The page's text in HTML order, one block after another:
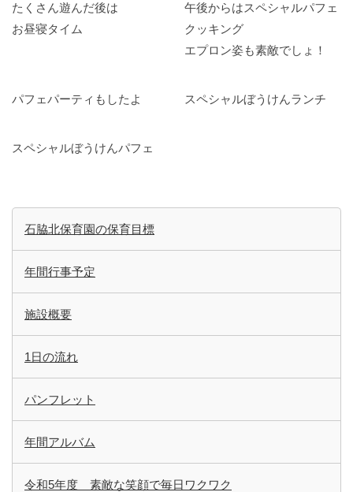
たくさん遊んだ後は
お昼寝タイム
午後からはスペシャルパフェ
クッキング
エプロン姿も素敵でしょ！
パフェパーティもしたよ スペシャルぼうけんランチ
スペシャルぼうけんパフェ
石脇北保育園の保育目標
年間行事予定
施設概要
1日の流れ
パンフレット
年間アルバム
令和5年度 素敵な笑顔で毎日ワクワク